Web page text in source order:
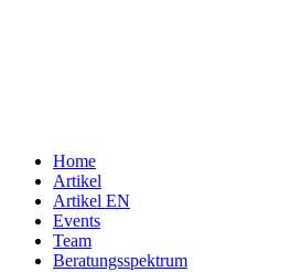
Home
Artikel
Artikel EN
Events
Team
Beratungsspektrum